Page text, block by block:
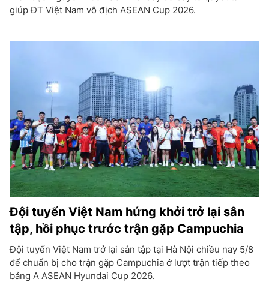
giúp ĐT Việt Nam vô địch ASEAN Cup 2026.
Đội tuyển Việt Nam hứng khởi trở lại sân
tập, hồi phục trước trận gặp Campuchia
Đội tuyển Việt Nam trở lại sân tập tại Hà Nội chiều nay 5/8
để chuẩn bị cho trận gặp Campuchia ở lượt trận tiếp theo
bảng A ASEAN Hyundai Cup 2026.